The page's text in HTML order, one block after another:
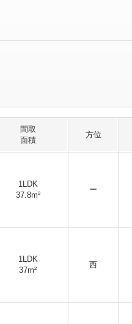
間取
面積
方位
1LDK
37.8m²
ー
1LDK
37m²
西